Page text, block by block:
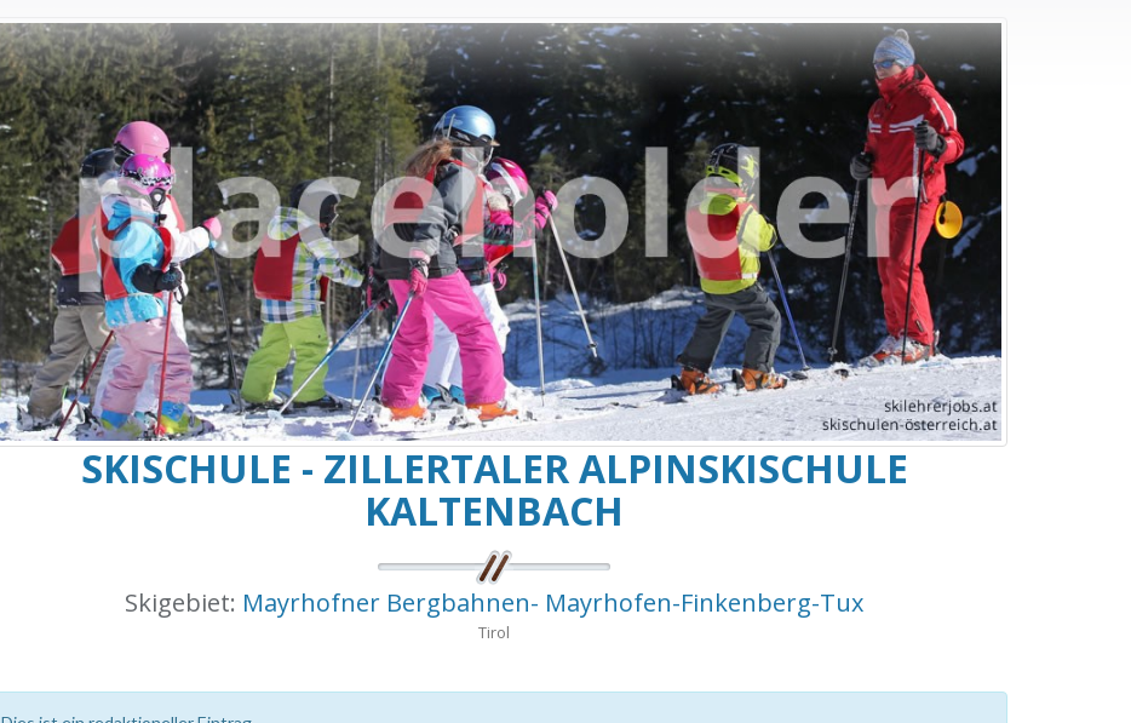
SKISCHULE - ZILLERTALER ALPINSKISCHULE
KALTENBACH
Skigebiet: Mayrhofner Bergbahnen- Mayrhofen-Finkenberg-Tux
Tirol